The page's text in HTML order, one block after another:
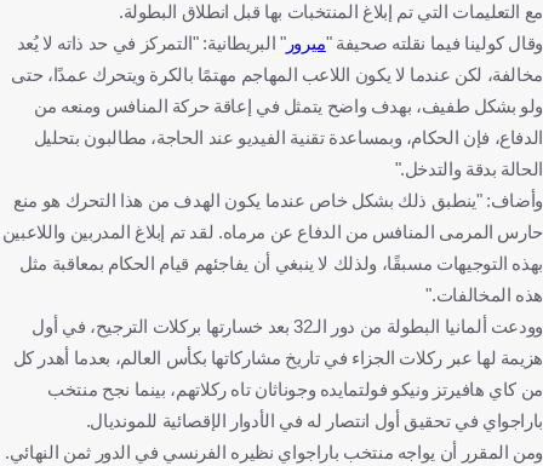
مع التعليمات التي تم إبلاغ المنتخبات بها قبل انطلاق البطولة.
وقال كولينا فيما نقلته صحيفة "ميرور" البريطانية: "التمركز في حد ذاته لا يُعد
مخالفة، لكن عندما لا يكون اللاعب المهاجم مهتمًا بالكرة ويتحرك عمدًا، حتى
ولو بشكل طفيف، بهدف واضح يتمثل في إعاقة حركة المنافس ومنعه من
الدفاع، فإن الحكام، وبمساعدة تقنية الفيديو عند الحاجة، مطالبون بتحليل
الحالة بدقة والتدخل."
وأضاف: "ينطبق ذلك بشكل خاص عندما يكون الهدف من هذا التحرك هو منع
حارس المرمى المنافس من الدفاع عن مرماه. لقد تم إبلاغ المدربين واللاعبين
بهذه التوجيهات مسبقًا، ولذلك لا ينبغي أن يفاجئهم قيام الحكام بمعاقبة مثل
هذه المخالفات."
وودعت ألمانيا البطولة من دور الـ32 بعد خسارتها بركلات الترجيح، في أول
هزيمة لها عبر ركلات الجزاء في تاريخ مشاركاتها بكأس العالم، بعدما أهدر كل
من كاي هافيرتز ونيكو فولتمايده وجوناثان تاه ركلاتهم، بينما نجح منتخب
باراجواي في تحقيق أول انتصار له في الأدوار الإقصائية للمونديال.
ومن المقرر أن يواجه منتخب باراجواي نظيره الفرنسي في الدور ثمن النهائي.